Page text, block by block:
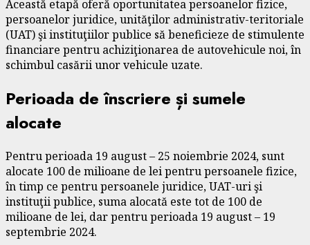
Această etapă oferă oportunitatea persoanelor fizice,
persoanelor juridice, unităţilor administrativ-teritoriale
(UAT) şi instituţiilor publice să beneficieze de stimulente
financiare pentru achiziţionarea de autovehicule noi, în
schimbul casării unor vehicule uzate.
Perioada de înscriere și sumele
alocate
Pentru perioada 19 august – 25 noiembrie 2024, sunt
alocate 100 de milioane de lei pentru persoanele fizice,
în timp ce pentru persoanele juridice, UAT-uri şi
instituţii publice, suma alocată este tot de 100 de
milioane de lei, dar pentru perioada 19 august – 19
septembrie 2024.